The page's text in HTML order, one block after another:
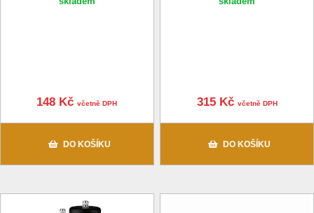
148 Kčvčetně DPH
DO KOŠÍKU
315 Kč včetně DPH
DO KOŠÍKU